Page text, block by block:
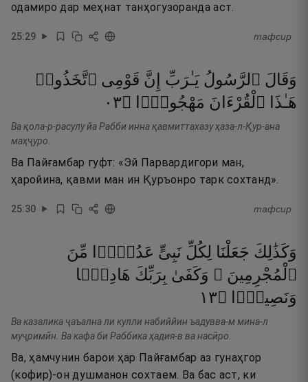
одамиро дар меҳнат танҳогузоранда аст.
25:29 тафсир
وَقَالَ ٱلرَّسُولُ يَـٰرَبِّ إِنَّ قَوْمِى ٱتَّخَذُوا۟
هَـٰذَا
ٱلْقُرْءَانَ مَهْجُورًۭا ۝٣٠
Ва қола-р-расулу йа Рабби инна қавмиттахазу ҳаза-л-Қур-ана
маҳҷуро.
Ва Пайғамбар гуфт: «Эй Парвардигори ман,
ҳаройина, қавми ман ин Қуръонро тарк сохтанд».
25:30 тафсир
وَكَذَٰلِكَ جَعَلْنَا لِكُلِّ نَبِىٍّ عَدُوًّۭا
مِّنَ
ٱلْمُجْرِمِينَ ۗ وَكَفَىٰ بِرَبِّكَ هَادِيًۭا
وَنَصِيرًۭا
۝٣١
Ва казалика ҷаъална ли кулли набиййин ъадувва-м мина-л
муҷримӣн. Ва кафа би Раббика ҳадия-в ва насӣро.
Ва, ҳамчунин барои ҳар Пайғамбар аз гунаҳгор
(кофир)-он душманон сохтаем. Ва бас аст, ки